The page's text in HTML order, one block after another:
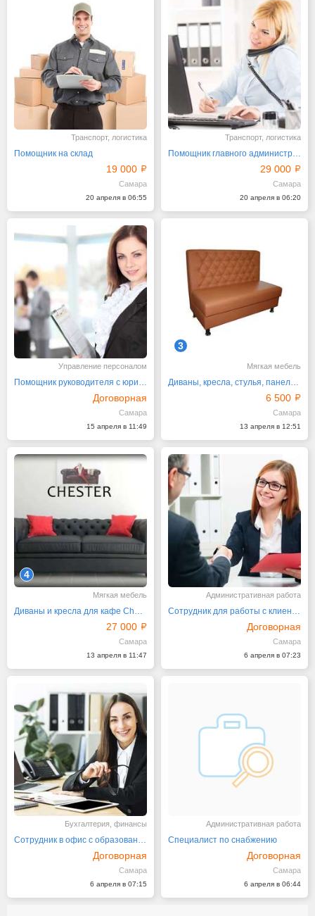
Транспорт, логистика
Помощник на склад
19 000
Самара
20 апреля в 06:55
Транспорт, логистика
Помощник главного администратора
29 000
Самара
20 апреля в 06:20
Управление персоналом
Помощник руководителя с юридическим образованием
Договорная
Самара
15 апреля в 11:49
3
Мягкая мебель
Диваны, кресла, стулья, панели, декор от производителя
6 500
Самара
13 апреля в 12:51
4
Мягкая мебель
Диваны и кресла для кафе Chesterfield 1,6 м
27 000
Самара
13 апреля в 11:47
Административная работа
Сотрудник для работы с клиентами
Договорная
Самара
6 апреля в 07:23
Бухгалтерия, финансы
Сотрудник в офис с образованием бухгалтера
Договорная
Самара
6 апреля в 07:15
Административная работа
Специалист по снабжению
Договорная
Самара
6 апреля в 06:44